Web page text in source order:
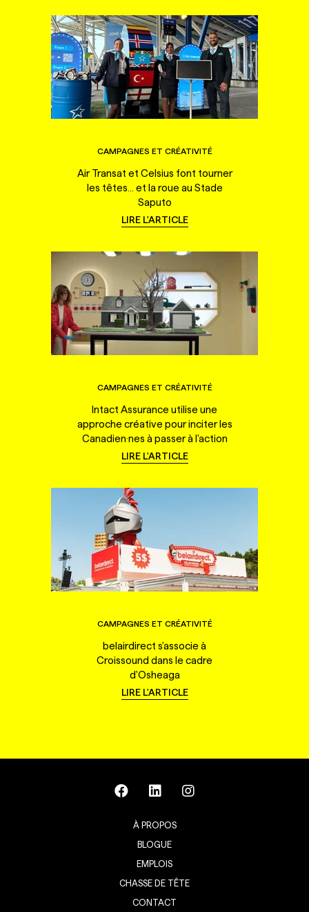
CAMPAGNES ET CRÉATIVITÉ
Air Transat et Celsius font tourner
les têtes... et la roue au Stade
Saputo
LIRE L'ARTICLE
CAMPAGNES ET CRÉATIVITÉ
Intact Assurance utilise une
approche créative pour inciter les
Canadien·nes à passer à l'action
LIRE L'ARTICLE
CAMPAGNES ET CRÉATIVITÉ
belairdirect s'associe à
Croissound dans le cadre
d'Osheaga
LIRE L'ARTICLE
À PROPOS
BLOGUE
EMPLOIS
CHASSE DE TÊTE
CONTACT